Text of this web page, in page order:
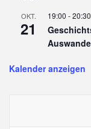
OKT.
21
19:00 -20:30
Kalender anzeigen